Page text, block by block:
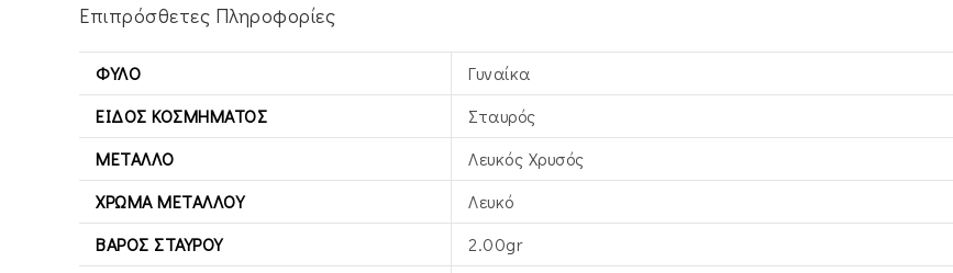
Επιπρόσθετες Πληροφορίες
ΦΎΛΟ
Γυναίκα
ΕΊΔΟΣ ΚΟΣΜΉΜΑΤΟΣ
Σταυρός
ΜΈΤΑΛΛΟ
Λευκός Xρυσός
ΧΡΏΜΑ ΜΕΤΆΛΛΟΥ
Λευκό
ΒΆΡΟΣ ΣΤΑΥΡΟΎ
2.00gr